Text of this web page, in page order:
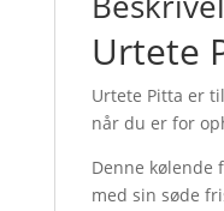
Urtete
Urtete Pitta er
når du er for
Denne
med sin søde